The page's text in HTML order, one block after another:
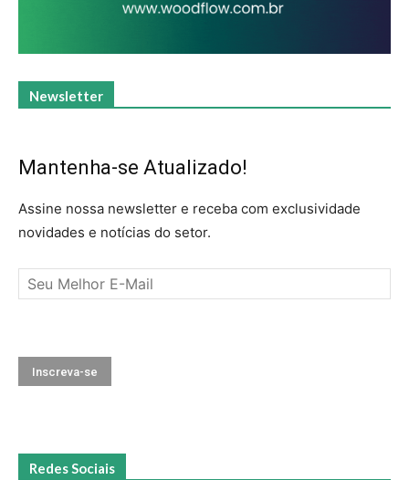
Newsletter
Mantenha-se Atualizado!
Assine nossa newsletter e receba com exclusividade
novidades e notícias do setor.
Redes Sociais